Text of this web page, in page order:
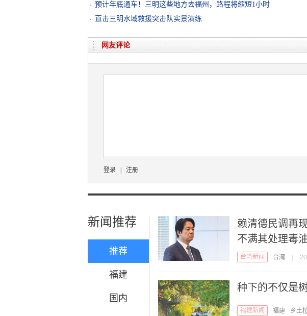
预计年底通车！三明这些地方去福州，路程将缩短1小时
直击三明水域救援突击队实景演练
网友评论
登录 注册
新闻推荐
推荐
福建
国内
赖清德民调再
不满其处理毒
台湾新闻 台湾
种下的不仅是
福建新闻 福建 乡土